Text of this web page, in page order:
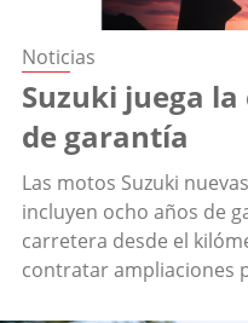
Noticias
Suzuki juega
de garantía
Las motos Suzuki
incluyen ocho años de
carretera desde el
contratar ampliaciones